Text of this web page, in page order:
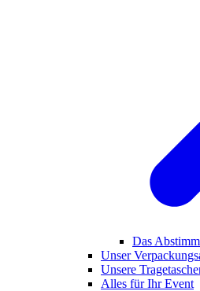
Das
Unser
Unsere
Alles für Ihr Event